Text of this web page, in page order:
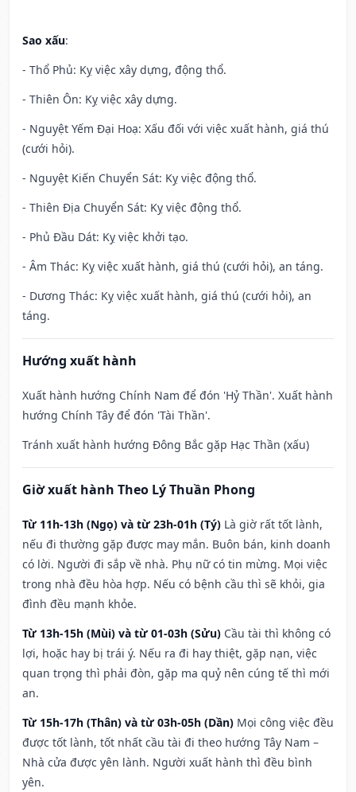
Sao xấu:
- Thổ Phủ: Kỵ việc xây dựng, động thổ.
- Thiên Ôn: Kỵ việc xây dựng.
- Nguyệt Yếm Đại Hoạ: Xấu đối với việc xuất hành, giá thú
(cưới hỏi).
- Nguyệt Kiến Chuyển Sát: Kỵ việc động thổ.
- Thiên Địa Chuyển Sát: Kỵ việc động thổ.
- Phủ Đầu Dát: Kỵ việc khởi tạo.
- Âm Thác: Kỵ việc xuất hành, giá thú (cưới hỏi), an táng.
- Dương Thác: Kỵ việc xuất hành, giá thú (cưới hỏi), an
táng.
Hướng xuất hành
Xuất hành hướng Chính Nam để đón 'Hỷ Thần'. Xuất hành
hướng Chính Tây để đón 'Tài Thần'.
Tránh xuất hành hướng Đông Bắc gặp Hạc Thần (xấu)
Giờ xuất hành Theo Lý Thuần Phong
Từ 11h-13h (Ngọ) và từ 23h-01h (Tý) Là giờ rất tốt lành,
nếu đi thường gặp được may mắn. Buôn bán, kinh doanh
có lời. Người đi sắp về nhà. Phụ nữ có tin mừng. Mọi việc
trong nhà đều hòa hợp. Nếu có bệnh cầu thì sẽ khỏi, gia
đình đều mạnh khỏe.
Từ 13h-15h (Mùi) và từ 01-03h (Sửu) Cầu tài thì không có
lợi, hoặc hay bị trái ý. Nếu ra đi hay thiệt, gặp nạn, việc
quan trọng thì phải đòn, gặp ma quỷ nên cúng tế thì mới
an.
Từ 15h-17h (Thân) và từ 03h-05h (Dần) Mọi công việc đều
được tốt lành, tốt nhất cầu tài đi theo hướng Tây Nam –
Nhà cửa được yên lành. Người xuất hành thì đều bình
yên.